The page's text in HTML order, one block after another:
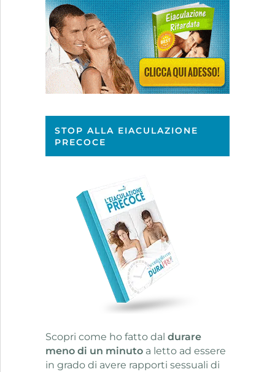
STOP ALLA EIACULAZIONE
PRECOCE
Scopri come ho fatto dal durare
meno di un minutoa letto ad essere
in grado di avere rapporti sessuali di